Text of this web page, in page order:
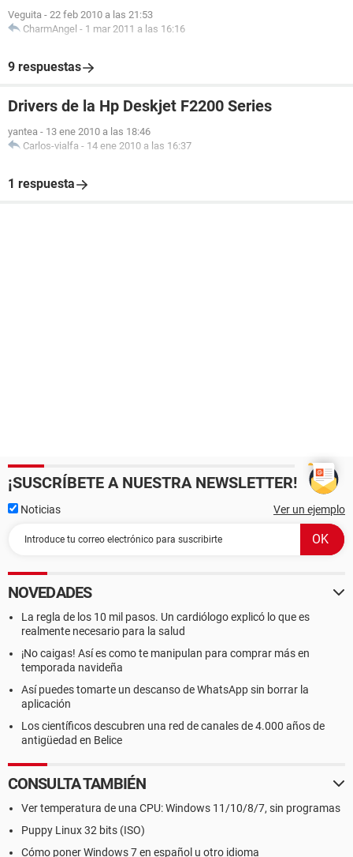
Veguita - 22 feb 2010 a las 21:53
CharmAngel - 1 mar 2011 a las 16:16
9 respuestas
Drivers de la Hp Deskjet F2200 Series
yantea - 13 ene 2010 a las 18:46
Carlos-vialfa - 14 ene 2010 a las 16:37
1 respuesta
¡SUSCRÍBETE A NUESTRA NEWSLETTER!
Noticias Ver un ejemplo
NOVEDADES
La regla de los 10 mil pasos. Un cardiólogo explicó lo que es
realmente necesario para la salud
¡No caigas! Así es como te manipulan para comprar más en
temporada navideña
Así puedes tomarte un descanso de WhatsApp sin borrar la
aplicación
Los científicos descubren una red de canales de 4.000 años de
antigüedad en Belice
CONSULTA TAMBIÉN
Ver temperatura de una CPU: Windows 11/10/8/7, sin programas
Puppy Linux 32 bits (ISO)
Cómo poner Windows 7 en español u otro idioma